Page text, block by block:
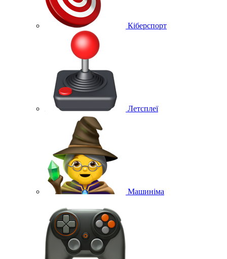
Кіберспорт
Летсплеї
Машиніма